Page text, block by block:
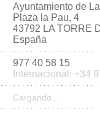
Ayuntamiento de
Plaza la Pau, 4
43792 LA TORRE
España
977 40 58 15
Internacional: +34
Cargando...